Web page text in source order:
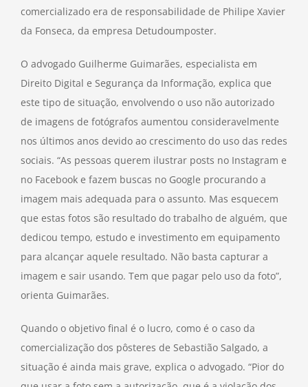
comercializado era de responsabilidade de Philipe Xavier
da Fonseca, da empresa Detudoumposter.
O advogado Guilherme Guimarães, especialista em
Direito Digital e Segurança da Informação, explica que
este tipo de situação, envolvendo o uso não autorizado
de imagens de fotógrafos aumentou consideravelmente
nos últimos anos devido ao crescimento do uso das redes
sociais. “As pessoas querem ilustrar posts no Instagram e
no Facebook e fazem buscas no Google procurando a
imagem mais adequada para o assunto. Mas esquecem
que estas fotos são resultado do trabalho de alguém, que
dedicou tempo, estudo e investimento em equipamento
para alcançar aquele resultado. Não basta capturar a
imagem e sair usando. Tem que pagar pelo uso da foto”,
orienta Guimarães.
Quando o objetivo final é o lucro, como é o caso da
comercialização dos pôsteres de Sebastião Salgado, a
situação é ainda mais grave, explica o advogado. “Pior do